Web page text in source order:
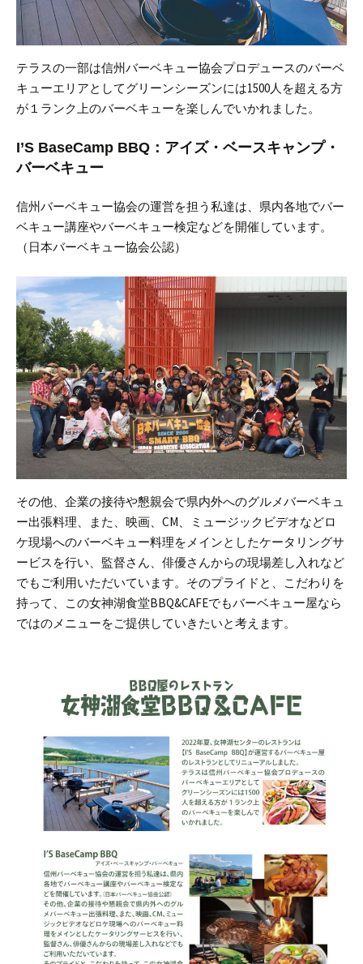
テラスの一部は信州バーベキュー協会プロデュースのバーベ
キューエリアとしてグリーンシーズンには1500人を超える方
が１ランク上のバーベキューを楽しんでいかれました。
I’S BaseCamp BBQ：アイズ・ベースキャンプ・
バーベキュー
信州バーベキュー協会の運営を担う私達は、県内各地でバー
ベキュー講座やバーベキュー検定などを開催しています。
（日本バーベキュー協会公認）
その他、企業の接待や懇親会で県内外へのグルメバーベキュ
ー出張料理、また、映画、CM、ミュージックビデオなどロ
ケ現場へのバーベキュー料理をメインとしたケータリングサ
ービスを行い、監督さん、俳優さんからの現場差し入れなど
でもご利用いただいています。 そのプライドと、こだわりを
持って、この女神湖食堂BBQ&CAFEでもバーベキュー屋なら
ではのメニューをご提供していきたいと考えます。